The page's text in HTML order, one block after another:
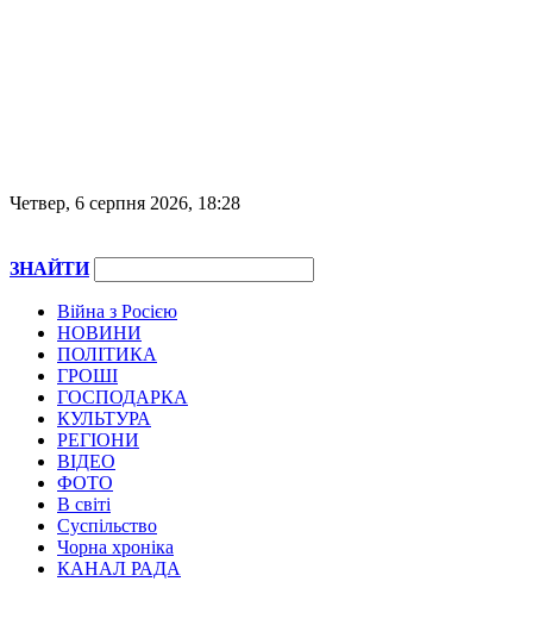
Четвер, 6 серпня 2026, 18:28
ЗНАЙТИ
Війна з Росією
НОВИНИ
ПОЛІТИКА
ГРОШІ
ГОСПОДАРКА
КУЛЬТУРА
РЕГІОНИ
ВІДЕО
ФОТО
В світі
Суспільство
Чорна хроніка
КАНАЛ РАДА